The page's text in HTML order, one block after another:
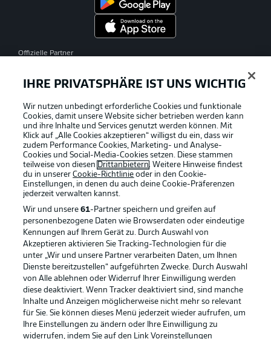
Offizielle Partner
Rechtliche Hinweise Voreinstellungen verwalten
Datenschutz Nutzungsbedingungen
Kontakt Jobs
Impressum Partner
IHRE PRIVATSPHÄRE IST UNS WICHTIG
Wir nutzen unbedingt erforderliche Cookies und funktionale
Cookies, damit unsere Website sicher betrieben werden kann
und ihre Inhalte und Services genutzt werden können. Mit
Klick auf „Alle Cookies akzeptieren“ willigst du ein, dass wir
zudem Performance Cookies, Marketing- und Analyse-
Cookies und Social-Media-Cookies setzen. Diese stammen
teilweise von diesen Drittanbietern. Weitere Hinweise findest
du in unsererCookie-Richtlinie oder in den Cookie-
Einstellungen, in denen du auch deine Cookie-Präferenzen
jederzeit verwalten kannst.
Wir und unsere61-Partner speichern und greifen auf
personenbezogene Daten wie Browserdaten oder eindeutige
Kennungen auf Ihrem Gerät zu. Durch Auswahl von
Akzeptieren aktivieren Sie Tracking-Technologien für die
unter „Wir und unsere Partner verarbeiten Daten, um Ihnen
Dienste bereitzustellen“ aufgeführten Zwecke. Durch Auswahl
von Alle ablehnen oder Widerruf Ihrer Einwilligung werden
diese deaktiviert. Wenn Tracker deaktiviert sind, sind manche
Inhalte und Anzeigen möglicherweise nicht mehr so relevant
für Sie. Sie können dieses Menü jederzeit wieder aufrufen, um
Ihre Einstellungen zu ändern oder Ihre Einwilligung zu
widerrufen, indem Sie auf den Link Voreinstellungen